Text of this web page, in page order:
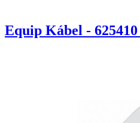
Equip Kábel -